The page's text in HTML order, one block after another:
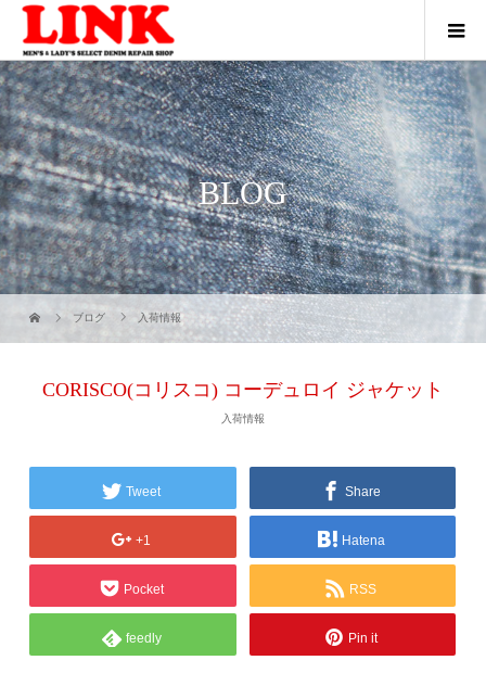
BLOG
ブログ 入荷情報
CORISCO(コリスコ) コーデュロイ ジャケット
入荷情報
Tweet Share
+1 Hatena
Pocket RSS
feedly Pin it